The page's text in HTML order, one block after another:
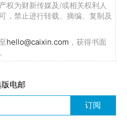
权为财新传媒及/或相关权利人
，禁止进行转载、摘编、复制及
hello@caixin.com ，获得书面
电邮
订阅